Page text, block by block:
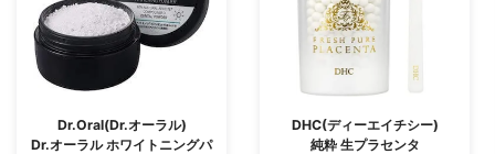
Dr.Oral(Dr.オーラル)
Dr.オーラル ホワイトニングパ
DHC(ディーエイチシー)
純粋 生プラセンタ